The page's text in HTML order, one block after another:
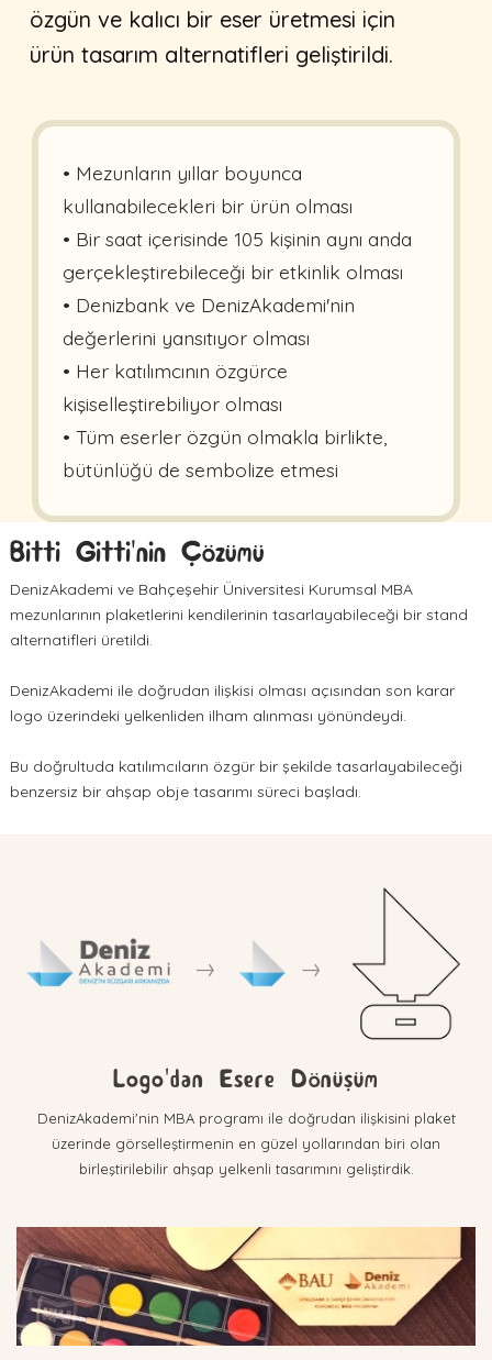
özgün ve kalıcı bir eser üretmesi için
ürün tasarım alternatifleri geliştirildi.
• Mezunların yıllar boyunca
kullanabilecekleri bir ürün olması
• Bir saat içerisinde 105 kişinin aynı anda
gerçekleştirebileceği bir etkinlik olması
• Denizbank ve DenizAkademi'nin
değerlerini yansıtıyor olması
• Her katılımcının özgürce
kişiselleştirebiliyor olması
• Tüm eserler özgün olmakla birlikte,
bütünlüğü de sembolize etmesi
Bitti Gitti'nin Çözümü
DenizAkademi ve Bahçeşehir Üniversitesi Kurumsal MBA
mezunlarının plaketlerini kendilerinin tasarlayabileceği bir stand
alternatifleri üretildi.
DenizAkademi ile doğrudan ilişkisi olması açısından son karar
logo üzerindeki yelkenliden ilham alınması yönündeydi.
Bu doğrultuda katılımcıların özgür bir şekilde tasarlayabileceği
benzersiz bir ahşap obje tasarımı süreci başladı.
Logo'dan Esere Dönüşüm
DenizAkademi'nin MBA programı ile doğrudan ilişkisini plaket
üzerinde görselleştirmenin en güzel yollarından biri olan
birleştirilebilir ahşap yelkenli tasarımını geliştirdik.